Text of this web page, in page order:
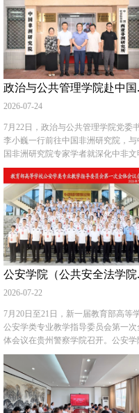
以及社会服务项目开发等开展深入探
讨。此次调研交流为学院进一步拓展
企合作领域、提升社会服务能力提供
宝贵经验。 （供稿单位：哲学与社
展学院 撰稿：马婷婷 审核：赵玎玎）
想政治教育领域专家开展专题授课，
程内容紧贴高校辅导员工作实际与行
发展前沿，重点围绕科研项目申报、
时代辅导员队伍战略定位、名师工作
体系化建设、学生活动品牌培育等核
内容开展。 （供稿：党委学生工作
党委武装部、学生处 撰稿：余瑞 审核政治与
2026-07-24
7月22日，政治与公共管理学院党委
李小巍一行前往中国非洲研究院，与
国非洲研究院专家学者就深化中非文
互鉴、加强治理与发展经验交流、协
推进非洲研究机构建设等议题开展座
交流。中国非洲研究院院长叶海林主
座谈，双方围绕相关议题进行了深入
流并达成多项共识。 叶海林对政治
共管理学院一行的到访表示热烈欢迎
并详细介绍了中国非洲研究院的发展
状，重点分享了在区域国别研究、中
智库合作、对非传播等领域的工作成
学院的学科体系、师资队伍建设、人
培养机制以及我校非洲研究院建设发
情况。 座谈交流期间，双方聚焦建立
效合作机制，搭建常态化沟通平台；
展科研项目合作，协同产出智库成果
在全面共享信息资源，共建共享特色
源库等方面展开务实磋商，明确了下
阶段合作推进的具体方向与对接路径
公安学院（公
2026-07-22
7月20日至21日，新一届教育部高等
公安学类专业教学指导委员会第一次
体会议在贵州警察学院召开。公安学
（公共安全法学院）程军伟教授作为
一届教育部高等学校公安学类专业教
指导委员会委员受邀参会，学院副院
李莉等同行参会，共商公安高等教育
质量发展新路径。 本次会议由教育部